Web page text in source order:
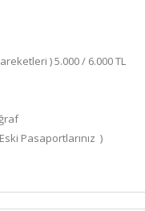
) 5.000 / 6.000 TL
Pasaportlarınız )